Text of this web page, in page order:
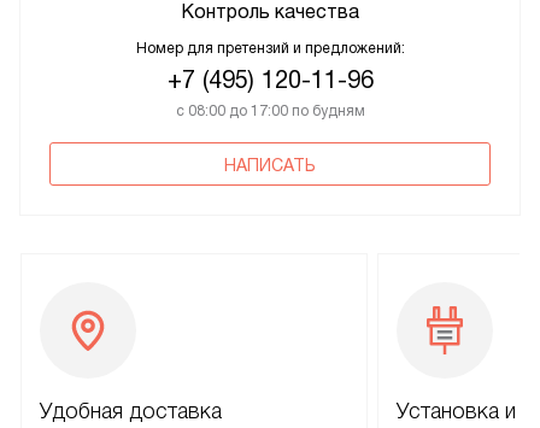
Контроль качества
Номер для претензий и предложений:
+7 (495) 120-11-96
с 08:00 до 17:00 по будням
НАПИСАТЬ
Удобная доставка Установка и